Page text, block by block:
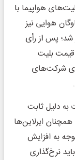
(۱۴۰۲) قیمت بلیت‌های هواپیما با
هوایی نیز
شد؛ پس از رأی
قیمت بلیت
شرکت‌های
به دلیل ثابت
البته همچنان ایرلاین‌ها
به افزایش
نرخ‌گذاری